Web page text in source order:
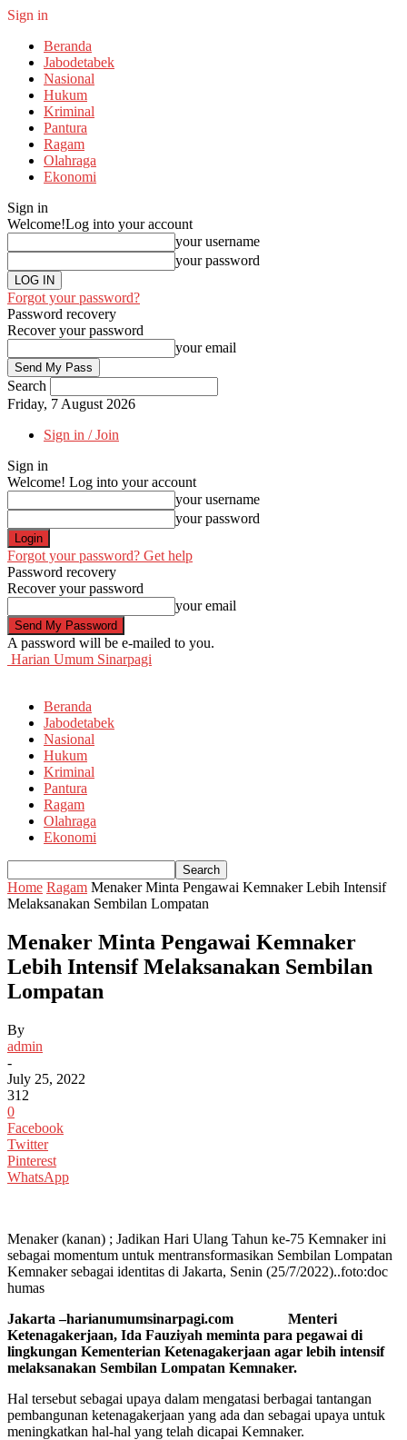
Sign in
Beranda
Jabodetabek
Nasional
Hukum
Kriminal
Pantura
Ragam
Olahraga
Ekonomi
Sign in
Welcome!Log into your account
your username
your password
Forgot your password?
Password recovery
Recover your password
your email
Search
Friday, 7 August 2026
Sign in / Join
Sign in
Welcome! Log into your account
your username
your password
Forgot your password? Get help
Password recovery
Recover your password
your email
A password will be e-mailed to you.
Harian Umum Sinarpagi
Beranda
Jabodetabek
Nasional
Hukum
Kriminal
Pantura
Ragam
Olahraga
Ekonomi
Home Ragam Menaker Minta Pengawai Kemnaker Lebih Intensif
Melaksanakan Sembilan Lompatan
Menaker Minta Pengawai Kemnaker
Lebih Intensif Melaksanakan Sembilan
Lompatan
By
admin
-
July 25, 2022
312
0
Facebook
Twitter
Pinterest
WhatsApp
Menaker (kanan) ; Jadikan Hari Ulang Tahun ke-75 Kemnaker ini
sebagai momentum untuk mentransformasikan Sembilan Lompatan
Kemnaker sebagai identitas di Jakarta, Senin (25/7/2022)..foto:doc
humas
Jakarta –harianumumsinarpagi.com Menteri
Ketenagakerjaan, Ida Fauziyah meminta para pegawai di
lingkungan Kementerian Ketenagakerjaan agar lebih intensif
melaksanakan Sembilan Lompatan Kemnaker.
Hal tersebut sebagai upaya dalam mengatasi berbagai tantangan
pembangunan ketenagakerjaan yang ada dan sebagai upaya untuk
meningkatkan hal-hal yang telah dicapai Kemnaker.